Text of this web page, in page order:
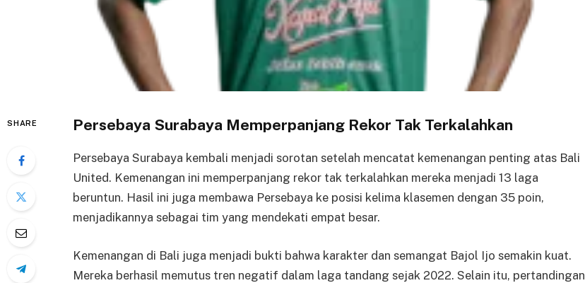
SHARE Persebaya Surabaya Memperpanjang Rekor Tak Terkalahkan
Persebaya Surabaya kembali menjadi sorotan setelah mencatat kemenangan penting atas Bali
United. Kemenangan ini memperpanjang rekor tak terkalahkan mereka menjadi 13 laga
beruntun. Hasil ini juga membawa Persebaya ke posisi kelima klasemen dengan 35 poin,
menjadikannya sebagai tim yang mendekati empat besar.
Kemenangan di Bali juga menjadi bukti bahwa karakter dan semangat Bajol Ijo semakin kuat.
Mereka berhasil memutus tren negatif dalam laga tandang sejak 2022. Selain itu, pertandingan